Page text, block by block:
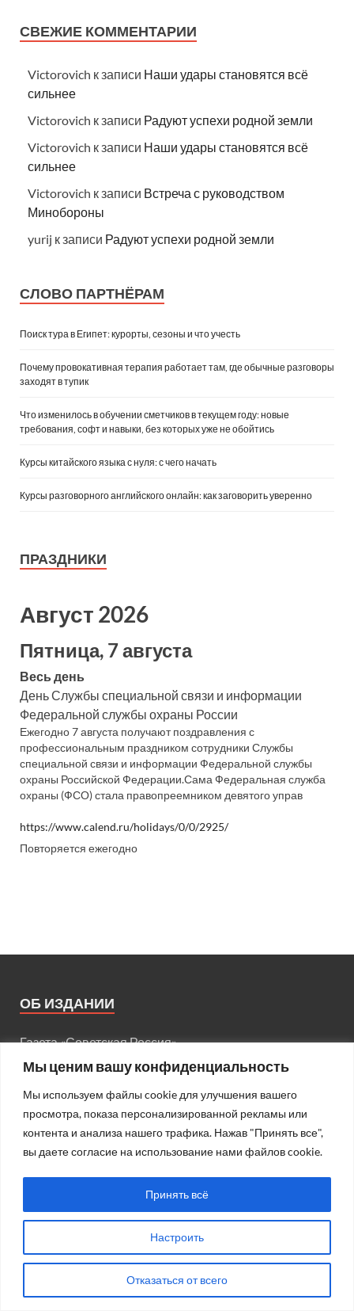
Мы ценим вашу конфиденциальность
Мы используем файлы cookie для улучшения вашего
просмотра, показа персонализированной рекламы или
контента и анализа нашего трафика. Нажав "Принять все",
вы даете согласие на использование нами файлов cookie.
Настроить
Отказаться от всего
Принять всё
СВЕЖИЕ КОММЕНТАРИИ
Victorovich к записи Наши удары становятся всё
сильнее
Victorovich к записи Радуют успехи родной земли
Victorovich к записи Наши удары становятся всё
сильнее
Victorovich к записи Встреча с руководством
Минобороны
yurij к записи Радуют успехи родной земли
СЛОВО ПАРТНЁРАМ
Поиск тура в Египет: курорты, сезоны и что учесть
Почему провокативная терапия работает там, где обычные разговоры
заходят в тупик
Что изменилось в обучении сметчиков в текущем году: новые
требования, софт и навыки, без которых уже не обойтись
Курсы китайского языка с нуля: с чего начать
Курсы разговорного английского онлайн: как заговорить уверенно
ПРАЗДНИКИ
Август 2026
Пятница, 7 августа
Весь день
День Службы специальной связи и информации
Федеральной службы охраны России
Ежегодно 7 августа получают поздравления с
профессиональным праздником сотрудники Службы
специальной связи и информации Федеральной службы
охраны Российской Федерации.Сама Федеральная служба
охраны (ФСО) стала правопреемником девятого управ
https://www.calend.ru/holidays/0/0/2925/
Повторяется ежегодно
ОБ ИЗДАНИИ
Газета «Советская Россия»
Свидетельство о регистрации СМИ
29.06.1992
Главный редактор: В. Чикин
РАЗРАБОТКА
Сайт создан вSite Works